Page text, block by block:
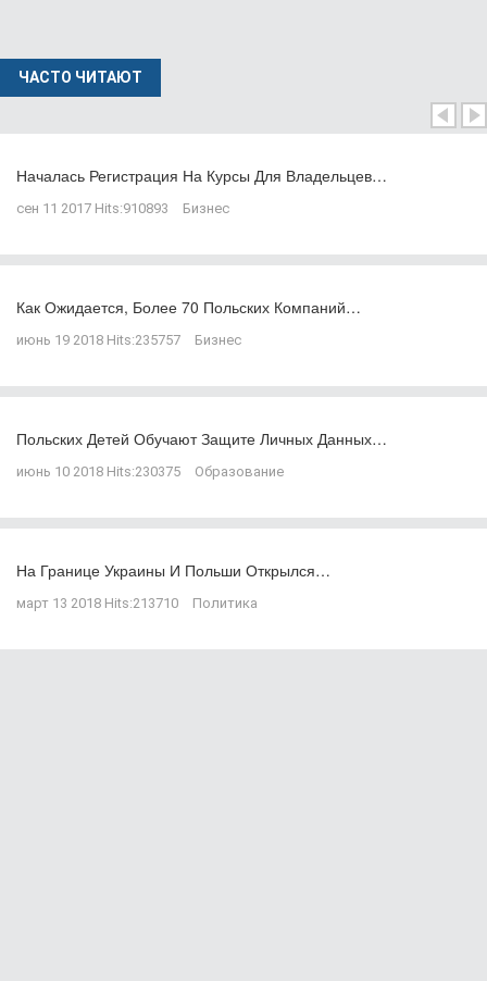
ЧАСТО ЧИТАЮТ
Началась Регистрация На Курсы Для Владельцев…
сен 11 2017 Hits:910893 Бизнес
Как Ожидается, Более 70 Польских Компаний…
июнь 19 2018 Hits:235757 Бизнес
Польских Детей Обучают Защите Личных Данных…
июнь 10 2018 Hits:230375 Образование
На Границе Украины И Польши Открылся…
март 13 2018 Hits:213710 Политика